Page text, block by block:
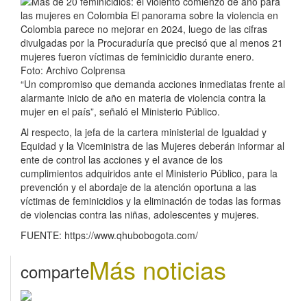
Foto: Archivo Colprensa
“Un compromiso que demanda acciones inmediatas frente al
alarmante inicio de año en materia de violencia contra la
mujer en el país”, señaló el Ministerio Público.
Al respecto, la jefa de la cartera ministerial de Igualdad y
Equidad y la Viceministra de las Mujeres deberán informar al
ente de control las acciones y el avance de los
cumplimientos adquiridos ante el Ministerio Público, para la
prevención y el abordaje de la atención oportuna a las
víctimas de feminicidios y la eliminación de todas las formas
de violencias contra las niñas, adolescentes y mujeres.
FUENTE: https://www.qhubobogota.com/
comparteMás noticias